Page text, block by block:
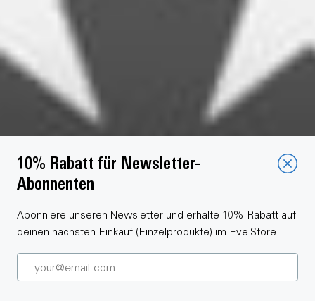
10% Rabatt für Newsletter-
Abonnenten
Abonniere unseren Newsletter und erhalte 10% Rabatt auf
deinen nächsten Einkauf (Einzelprodukte) im Eve Store.